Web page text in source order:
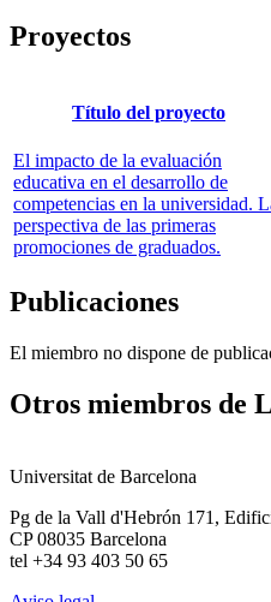
Proyectos
Título del proyecto
El impacto de la evaluación
educativa en el desarrollo de
competencias en la universidad.
perspectiva de las primeras
promociones de graduados.
Publicaciones
El miembro no dispone de
Otros miembros de
Universitat de Barcelona
Pg de la Vall d'Hebrón 171,
CP 08035 Barcelona
tel +34 93 403 50 65